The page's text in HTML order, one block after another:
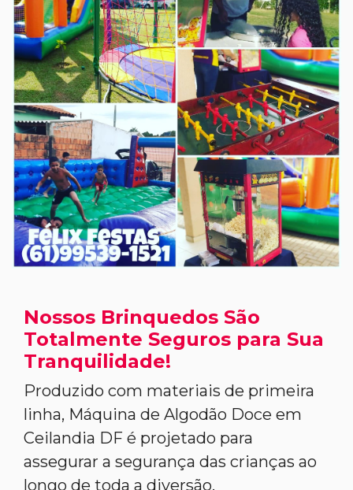
Nossos Brinquedos São
Totalmente Seguros para Sua
Tranquilidade!
Produzido com materiais de primeira
linha, Máquina de Algodão Doce em
Ceilandia DF é projetado para
assegurar a segurança das crianças ao
longo de toda a diversão.